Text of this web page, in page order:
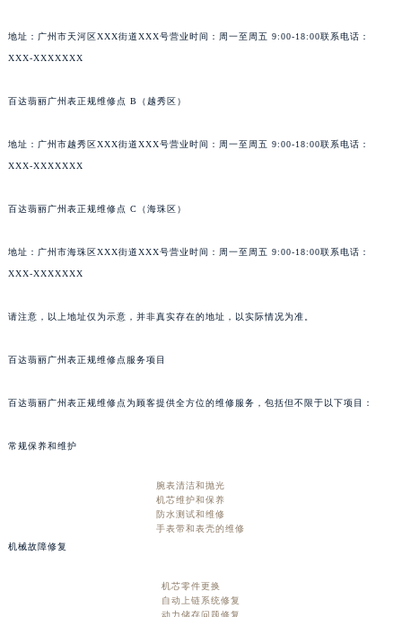
地址：广州市天河区XXX街道XXX号营业时间：周一至周五 9:00-18:00联系电话：
XXX-XXXXXXX
百达翡丽广州表正规维修点 B（越秀区）
地址：广州市越秀区XXX街道XXX号营业时间：周一至周五 9:00-18:00联系电话：
XXX-XXXXXXX
百达翡丽广州表正规维修点 C（海珠区）
地址：广州市海珠区XXX街道XXX号营业时间：周一至周五 9:00-18:00联系电话：
XXX-XXXXXXX
请注意，以上地址仅为示意，并非真实存在的地址，以实际情况为准。
百达翡丽广州表正规维修点服务项目
百达翡丽广州表正规维修点为顾客提供全方位的维修服务，包括但不限于以下项目：
常规保养和维护
腕表清洁和抛光
机芯维护和保养
防水测试和维修
手表带和表壳的维修
机械故障修复
机芯零件更换
自动上链系统修复
动力储存问题修复